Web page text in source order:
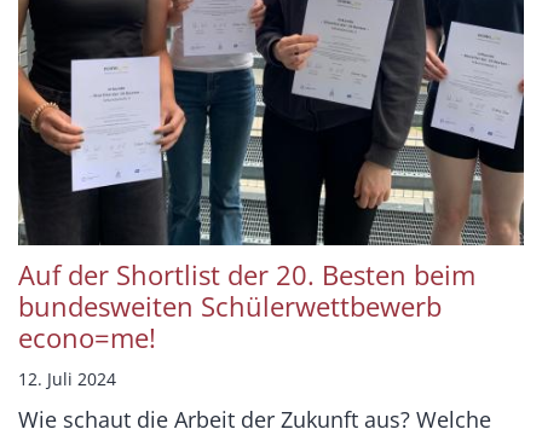
Auf der Shortlist der 20. Besten beim
bundesweiten Schülerwettbewerb
econo=me!
12. Juli 2024
Wie schaut die Arbeit der Zukunft aus? Welche